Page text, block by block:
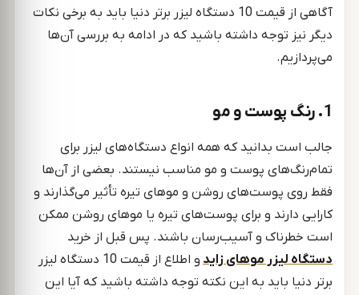
آگاهی از قیمت 10 دستگاه لیزر برتر دنیا باید به برخی نکات
دیگر نیز توجه داشته باشید که در ادامه به بررسی آن‌ها
می‌پردازیم.
1. رنگ پوست و مو
جالب است بدانید که همه انواع دستگاه‌های لیزر برای
تمام‌رنگ‌های پوست و مو مناسب نیستند. بعضی از آن‌ها
فقط روی پوست‌های روشن و موهای تیره تأثیر می‌گذارند و
کارایی دارند و برای پوست‌های تیره یا موهای روشن ممکن
است خطرناک و آسیب‌رسان باشند. پس قبل از خرید
دستگاه لیزر موهای زاید
و اطلاع از قیمت 10 دستگاه لیزر
برتر دنیا باید به این نکته توجه داشته باشید که آیا این